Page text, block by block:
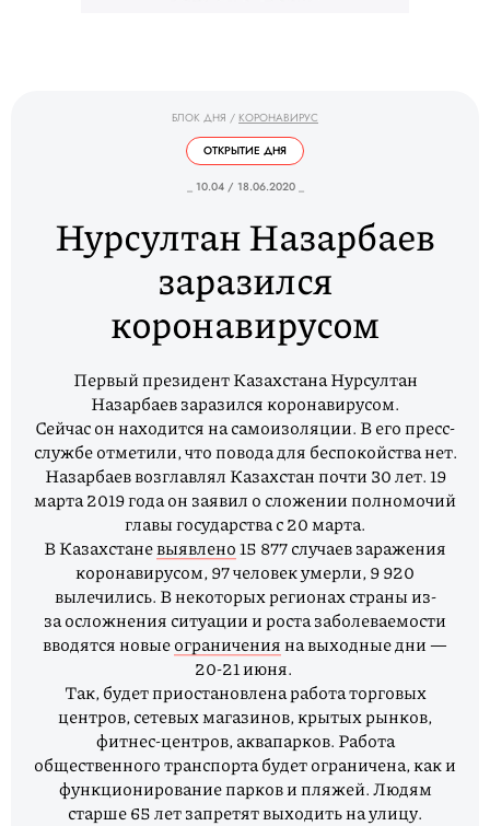
БЛОК ДНЯ / КОРОНАВИРУС
ОТКРЫТИЕ ДНЯ
_ 10.04 / 18.06.2020 _
Нурсултан Назарбаев
заразился
коронавирусом
Первый президент Казахстана Нурсултан
Назарбаев заразился коронавирусом.
Сейчас он находится на самоизоляции. В его пресс-
службе отметили, что повода для беспокойства нет.
Назарбаев возглавлял Казахстан почти 30 лет. 19
марта 2019 года он заявил о сложении полномочий
главы государства с 20 марта.
В Казахстаневыявлено15 877 случаев заражения
коронавирусом, 97 человек умерли, 9 920
вылечились. В некоторых регионах страны из-
за осложнения ситуации и роста заболеваемости
вводятся новыеограниченияна выходные дни —
20-21 июня.
Так, будет приостановлена работа торговых
центров, сетевых магазинов, крытых рынков,
фитнес-центров, аквапарков. Работа
общественного транспорта будет ограничена, как и
функционирование парков и пляжей. Людям
старше 65 лет запретят выходить на улицу.